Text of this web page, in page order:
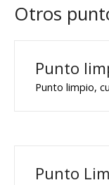
Otros
Punto
Punto limpio,
Punto